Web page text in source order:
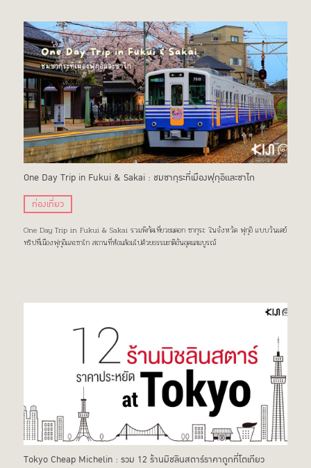
One Day Trip in Fukui & Sakai : ชมซากุระที่เมืองฟุกุอิและซาไก
ท่องเที่ยว
One Day Trip in Fukui & Sakai รวมพิกัดเที่ยวชมดอก ซากุระ ในจังหวัด ฟุกุอิ แบบวันเดย์
ทริปที่เมืองฟุกุอิและซาไก สถานที่ห้อมล้อมไปด้วยธรรมชาติอันอุดมสมบูรณ์
Tokyo Cheap Michelin : รวม 12 ร้านมิชลินสตาร์ราคาถูกที่โตเกียว